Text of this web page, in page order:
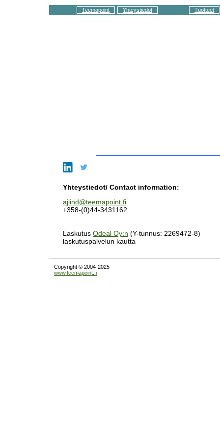
Teemapoint Yhteystiedot Tuotteet
Yhteystiedot/ Contact information:
ajlind@teemapoint.fi
+358-(0)44-3431162
Laskutus Odeal Oy:n (Y-tunnus: 2269472-8)
laskutuspalvelun kautta
Copyright © 2004-2025
www.teemapoint.fi